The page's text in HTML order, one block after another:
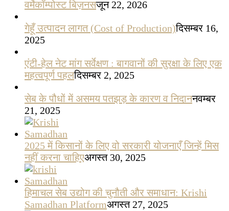
वर्मेकॉम्पोस्ट बिज़नसजून 22, 2026
गेहूँ उत्पादन लागत (Cost of Production)दिसम्बर 16,
2025
एंटी-हेल नेट मांग सर्वेक्षण : बागवानों की सुरक्षा के लिए एक
महत्वपूर्ण पहलदिसम्बर 2, 2025
सेब के पौधों में असमय पतझड़ के कारण व निदाननवम्बर
21, 2025
2025 में किसानों के लिए वो सरकारी योजनाएँ जिन्हें मिस
नहीं करना चाहिएअगस्त 30, 2025
हिमाचल सेब उद्योग की चुनौती और समाधान: Krishi
Samadhan Platformअगस्त 27, 2025